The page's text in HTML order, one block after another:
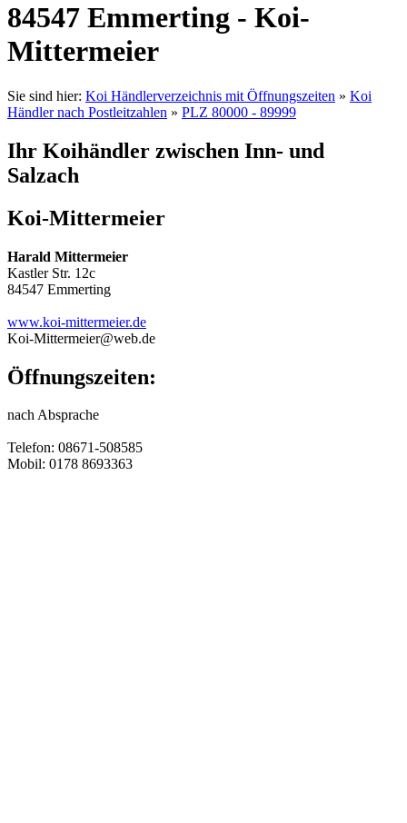
84547 Emmerting - Koi-
Mittermeier
Sie sind hier: Koi Händlerverzeichnis mit Öffnungszeiten » Koi
Händler nach Postleitzahlen » PLZ 80000 - 89999
Ihr Koihändler zwischen Inn- und
Salzach
Koi-Mittermeier
Harald Mittermeier
Kastler Str. 12c
84547 Emmerting
www.koi-mittermeier.de
Koi-Mittermeier@web.de
Öffnungszeiten:
nach Absprache
Telefon: 08671-508585
Mobil: 0178 8693363